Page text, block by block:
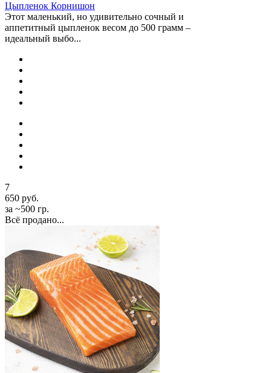
Цыпленок Корнишон
Этот маленький, но удивительно сочный и
аппетитный цыпленок весом до 500 грамм –
идеальный выбо...
7
650 руб.
за ~500 гр.
Всё продано...